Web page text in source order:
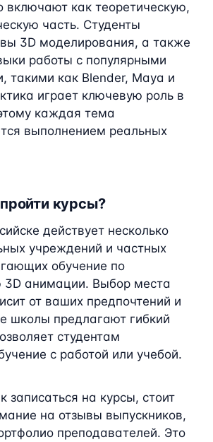
включают как теоретическую,
часть. Студенты
3D моделирования, а также
работы с популярными
такими как Blender, Maya и
играет ключевую роль в
каждая тема
выполнением реальных
курсы?
действует несколько
учреждений и частных
обучение по
3D анимации. Выбор места
от ваших предпочтений и
школы предлагают гибкий
студентам
с работой или учебой.
записаться на курсы, стоит
на отзывы выпускников,
преподавателей. Это